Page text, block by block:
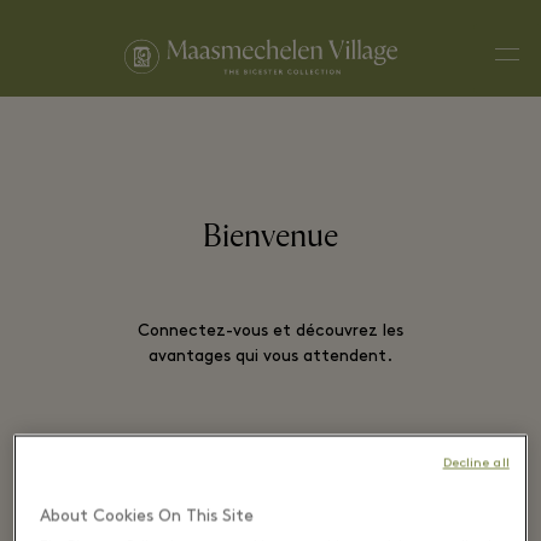
Bienvenue
Connectez-vous et découvrez les
avantages qui vous attendent.
About Cookies On This Site
Decline all